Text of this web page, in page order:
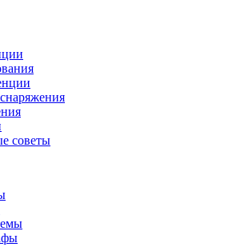
советы